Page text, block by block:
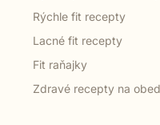
Rýchle fit recepty
Lacné fit recepty
Fit raňajky
Zdravé recepty na obed